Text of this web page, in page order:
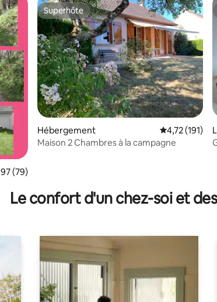
moyenne sur la base de 79 commentaires : 4,97
(79)
Superhôte
Superhôte
Hébergement Évaluation
4,72 (191)
Maison 2 Chambres à la campagne
Le confort d'un chez-soi et